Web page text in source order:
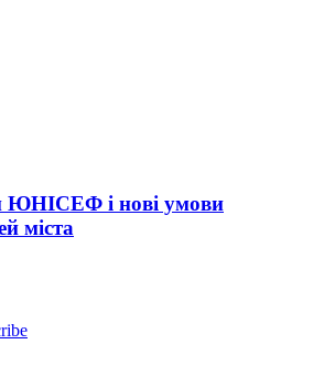
ЮНІСЕФ і нові умови
міста